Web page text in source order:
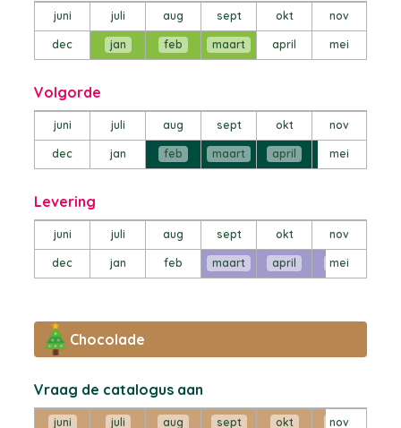
juni juli aug sept okt nov
dec jan feb maart april mei
Volgorde
juni juli aug sept okt nov
dec jan feb maart april mei
Levering
juni juli aug sept okt nov
dec jan feb maart april mei
Chocolade
Vraag de catalogus aan
juni juli aug sept okt nov